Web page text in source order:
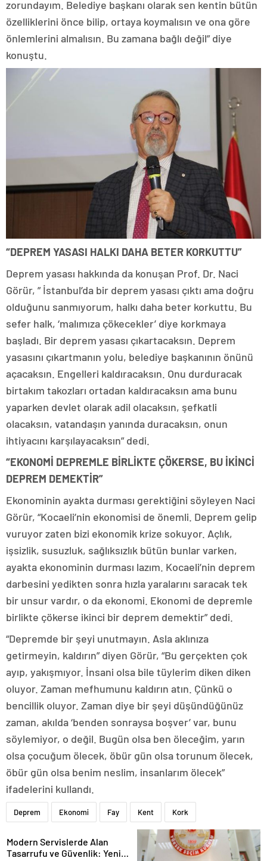
zorundayım. Belediye başkanı olarak sen kentin bütün
özelliklerini önce bilip, ortaya koymalısın ve ona göre
önlemlerini almalısın. Bu zamana bağlı değil” diye
konuştu.
“DEPREM YASASI HALKI DAHA BETER KORKUTTU”
Deprem yasası hakkında da konuşan Prof. Dr. Naci
Görür, ” İstanbul’da bir deprem yasası çıktı ama doğru
olduğunu sanmıyorum, halkı daha beter korkuttu. Bu
sefer halk, ‘malımıza çökecekler’ diye korkmaya
başladı. Bir deprem yasası çıkartacaksın. Deprem
yasasını çıkartmanın yolu, belediye başkanının önünü
açacaksın. Engelleri kaldıracaksın. Onu durduracak
birtakım takozları ortadan kaldıracaksın ama bunu
yaparken devlet olarak adil olacaksın, şefkatli
olacaksın, vatandaşın yanında duracaksın, onun
ihtiyacını karşılayacaksın” dedi.
“EKONOMİ DEPREMLE BİRLİKTE ÇÖKERSE, BU İKİNCİ
DEPREM DEMEKTİR”
Ekonominin ayakta durması gerektiğini söyleyen Naci
Görür, “Kocaeli’nin ekonomisi de önemli. Deprem gelip
vuruyor zaten bizi ekonomik krize sokuyor. Açlık,
işsizlik, susuzluk, sağlıksızlık bütün bunlar varken,
ayakta ekonominin durması lazım. Kocaeli’nin deprem
darbesini yedikten sonra hızla yaralarını saracak tek
bir unsur vardır, o da ekonomi. Ekonomi de depremle
birlikte çökerse ikinci bir deprem demektir” dedi.
“Depremde bir şeyi unutmayın. Asla aklınıza
getirmeyin, kaldırın” diyen Görür, “Bu gerçekten çok
ayıp, yakışmıyor. İnsani olsa bile tüylerim diken diken
oluyor. Zaman mefhumunu kaldırın atın. Çünkü o
bencillik oluyor. Zaman diye bir şeyi düşündüğünüz
zaman, akılda ‘benden sonraysa boşver’ var, bunu
söylemiyor, o değil. Bugün olsa ben öleceğim, yarın
olsa çocuğum ölecek, öbür gün olsa torunum ölecek,
öbür gün olsa benim neslim, insanlarım ölecek”
ifadelerini kullandı.
Deprem Ekonomi Fay Kent Kork
Modern Servislerde Alan
Tasarrufu ve Güvenlik: Yeni